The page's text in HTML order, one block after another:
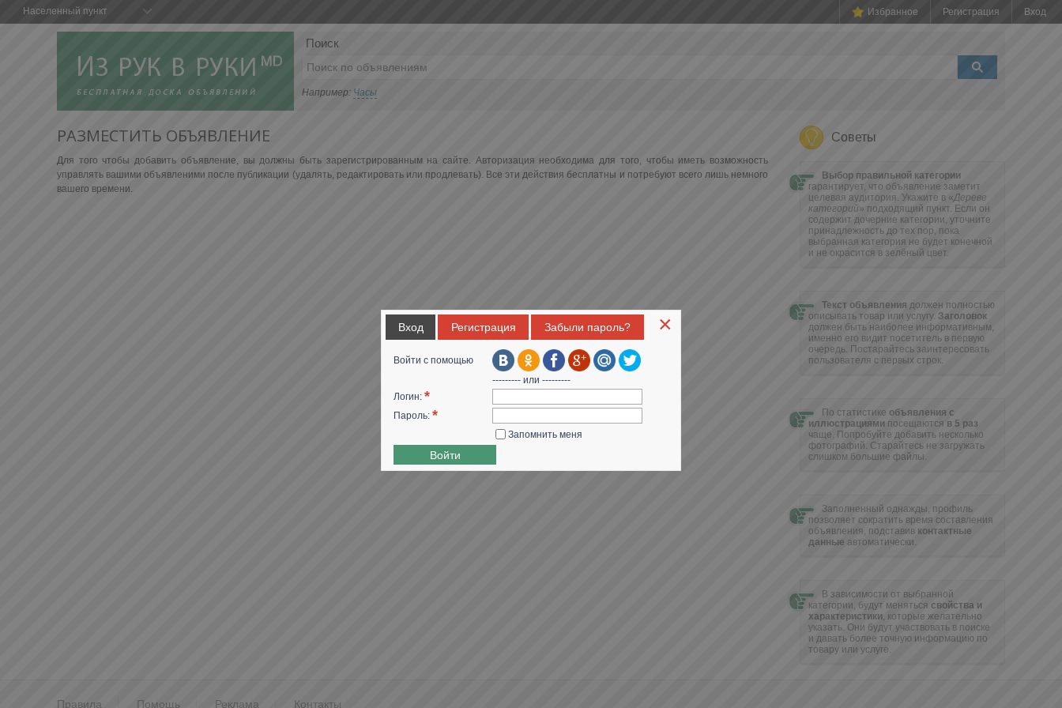
Поиск
Например: Часы
РАЗМЕСТИТЬ ОБЪЯВЛЕНИЕ
Для того чтобы добавить объявление, вы должны быть зарегистрированным на сайте. Авторизация необходима для того, чтобы иметь возможность
управлять вашими объявленими после публикации (удалять, редактировать или продлевать). Все эти действия бесплатны и потребуют всего лишь немного
вашего времени.
Советы
Выбор правильной категории
гарантирует, что объявление заметит
целевая аудитория. Укажите в «Дереве
категорий» подходящий пункт. Если он
содержит дочерние категории, уточните
принадлежность до тех пор, пока
выбранная категория не будет конечной
и не окрасится в зелёный цвет.
Текст объявления должен полностью
описывать товар или услугу. Заголовок
должен быть наиболее информативным,
именно его видит посетитель в первую
очередь. Постарайтесь заинтересовать
пользователя с первых строк.
По статистике объявления с
иллюстрациями посещаются в 5 раз
чаще. Попробуйте добавить несколько
фотографий. Cтарайтесь не загружать
слишком большие файлы.
Заполненный однажды, профиль
позволяет сократить время составления
объявления, подставив контактные
данные автоматически.
В зависимости от выбранной
категории, будут меняться свойства и
характеристики, которые желательно
указать. Они будут участвовать в поиске
и давать более точную информацию по
товару или услуге.
Правила Помощь Реклама Контакты
Населенный пункт Избранное Регистрация Вход
×
Вход Регистрация Забыли пароль?
Войти с помощью
--------- или ---------
Логин: *
Пароль: *
Запомнить меня